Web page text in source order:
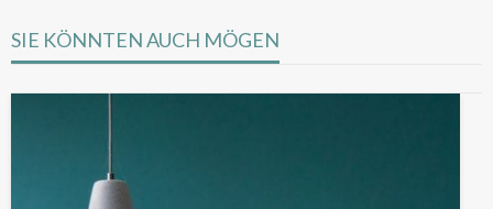
SIE KÖNNTEN AUCH MÖGEN